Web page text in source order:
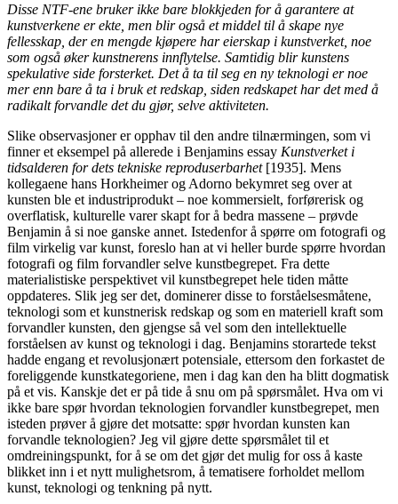
Disse NTF-ene bruker ikke bare blokkjeden for å garantere at
kunstverkene er ekte, men blir også et middel til å skape nye
fellesskap, der en mengde kjøpere har eierskap i kunstverket, noe
som også øker kunstnerens innflytelse. Samtidig blir kunstens
spekulative side forsterket. Det å ta til seg en ny teknologi er noe
mer enn bare å ta i bruk et redskap, siden redskapet har det med å
radikalt forvandle det du gjør, selve aktiviteten.
Slike observasjoner er opphav til den andre tilnærmingen, som vi
finner et eksempel på allerede i Benjamins essay Kunstverket i
tidsalderen for dets tekniske reproduserbarhet [1935]. Mens
kollegaene hans Horkheimer og Adorno bekymret seg over at
kunsten ble et industriprodukt – noe kommersielt, forførerisk og
overflatisk, kulturelle varer skapt for å bedra massene – prøvde
Benjamin å si noe ganske annet. Istedenfor å spørre om fotografi og
film virkelig var kunst, foreslo han at vi heller burde spørre hvordan
fotografi og film forvandler selve kunstbegrepet. Fra dette
materialistiske perspektivet vil kunstbegrepet hele tiden måtte
oppdateres. Slik jeg ser det, dominerer disse to forståelsesmåtene,
teknologi som et kunstnerisk redskap og som en materiell kraft som
forvandler kunsten, den gjengse så vel som den intellektuelle
forståelsen av kunst og teknologi i dag. Benjamins storartede tekst
hadde engang et revolusjonært potensiale, ettersom den forkastet de
foreliggende kunstkategoriene, men i dag kan den ha blitt dogmatisk
på et vis. Kanskje det er på tide å snu om på spørsmålet. Hva om vi
ikke bare spør hvordan teknologien forvandler kunstbegrepet, men
isteden prøver å gjøre det motsatte: spør hvordan kunsten kan
forvandle teknologien? Jeg vil gjøre dette spørsmålet til et
omdreiningspunkt, for å se om det gjør det mulig for oss å kaste
blikket inn i et nytt mulighetsrom, å tematisere forholdet mellom
kunst, teknologi og tenkning på nytt.